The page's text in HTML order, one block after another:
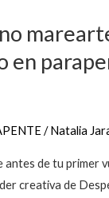
en
/Natalia
de tu primer
creativa de